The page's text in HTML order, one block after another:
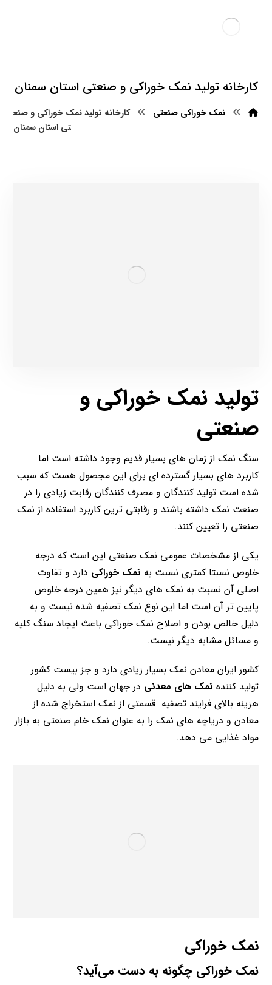
کارخانه تولید نمک خوراکی و صنعتی استان سمنان
نمک خوراکی صنعتی
کارخانه تولید نمک خوراکی و صنع
تی استان سمنان
تولید نمک خوراکی و
صنعتی
سنگ نمک از زمان های بسیار قدیم وجود داشته است اما
کاربرد های بسیار گسترده ای برای این مجصول هست که سبب
شده است تولید کنندگان و مصرف کنندگان رقابت زیادی را در
صنعت نمک داشته باشند و رقابتی ترین کاربرد استفاده از نمک
صنعتی را تعیین کنند.
یکی از مشخصات عمومی نمک صنعتی این است که درجه
خلوص نسبتا کمتری نسبت به نمک خوراکی دارد و تفاوت
اصلی آن نسبت به نمک های دیگر نیز همین درجه خلوص
پایین تر آن است اما این نوع نمک تصفیه شده نیست و به
دلیل خالص بودن و اصلاح نمک خوراکی باعث ایجاد سنگ کلیه
و مسائل مشابه دیگر نیست.
کشور ایران معادن نمک بسیار زیادی دارد و جز بیست کشور
تولید کننده نمک های معدنی در جهان است ولی به دلیل
هزینه بالای فرایند تصفیه قسمتی از نمک استخراج شده از
معادن و دریاچه های نمک را به عنوان نمک خام صنعتی به بازار
مواد غذایی می دهد.
نمک خوراکی
نمک‌ خوراکی چگونه به دست می‌آید؟